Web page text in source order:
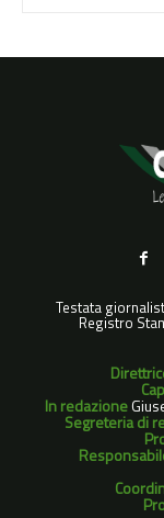
Testata
Registro
In redazione
Segreteria di